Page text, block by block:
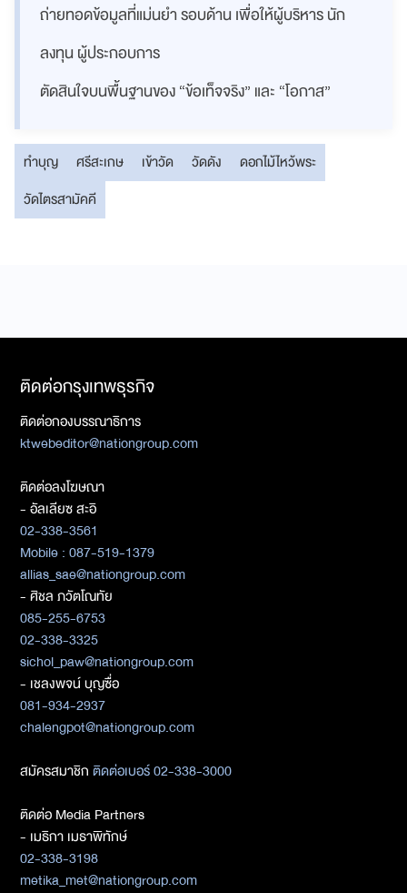
ถ่ายทอดข้อมูลที่แม่นยำ รอบด้าน เพื่อให้ผู้บริหาร นัก
ลงทุน ผู้ประกอบการ
ตัดสินใจบนพื้นฐานของ “ข้อเท็จจริง” และ “โอกาส”
ทำบุญ ศรีสะเกษ เข้าวัด วัดดัง
ดอกไม้ไหว้พระ
วัดไตรสามัคคี
ติดต่อกรุงเทพธุรกิจ
ติดต่อกองบรรณาธิการ
ktwebeditor@nationgroup.com
ติดต่อลงโฆษณา
- อัลเลียซ สะอิ
02-338-3561
Mobile : 087-519-1379
allias_sae@nationgroup.com
- ศิชล ภวัตโณทัย
085-255-6753
02-338-3325
sichol_paw@nationgroup.com
- เชลงพจน์ บุญซื่อ
081-934-2937
chalengpot@nationgroup.com
สมัครสมาชิกติดต่อเบอร์ 02-338-3000
ติดต่อ Media Partners
- เมธิกา เมธาพิทักษ์
02-338-3198
metika_met@nationgroup.com